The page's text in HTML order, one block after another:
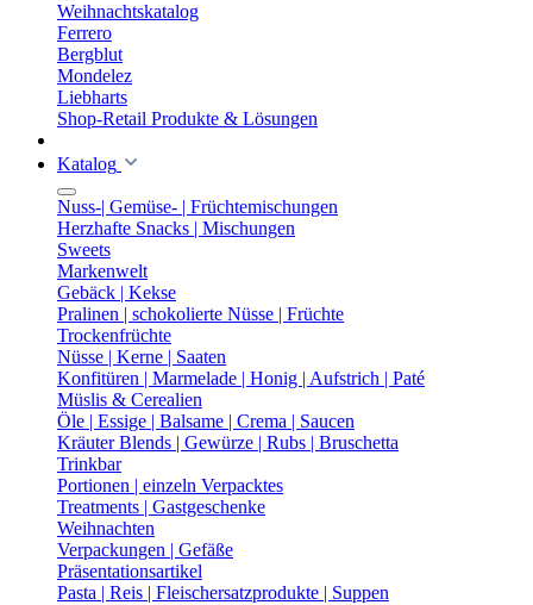
Weihnachtskatalog
Ferrero
Bergblut
Mondelez
Liebharts
Shop-Retail Produkte & Lösungen
Katalog
Nuss-| Gemüse- | Früchtemischungen
Herzhafte Snacks | Mischungen
Sweets
Markenwelt
Gebäck | Kekse
Pralinen | schokolierte Nüsse | Früchte
Trockenfrüchte
Nüsse | Kerne | Saaten
Konfitüren | Marmelade | Honig | Aufstrich | Paté
Müslis & Cerealien
Öle | Essige | Balsame | Crema | Saucen
Kräuter Blends | Gewürze | Rubs | Bruschetta
Trinkbar
Portionen | einzeln Verpacktes
Treatments | Gastgeschenke
Weihnachten
Verpackungen | Gefäße
Präsentationsartikel
Pasta | Reis | Fleischersatzprodukte | Suppen